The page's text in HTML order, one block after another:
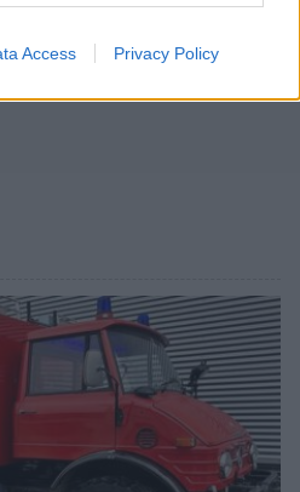
Access Privacy Policy